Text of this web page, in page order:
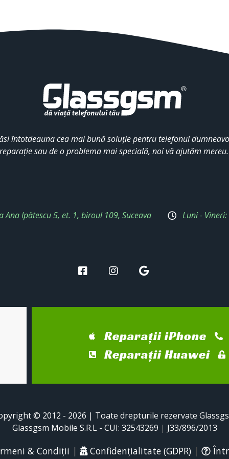
întotdeauna cea mai bună soluție pentru telefonul
sau de o problema mai specială, noi vă ajutăm
Ana Ipătescu 5, et. 1, biroul 109, Suceava Luni -
Reparații iPhone
Reparații Huawei
© 2012 - 2026 | Toate drepturile rezervate
Glassgsm Mobile S.R.L - CUI: 32543269 | J33/896/2013
& Condiții | Confidențialitate (GDPR) |